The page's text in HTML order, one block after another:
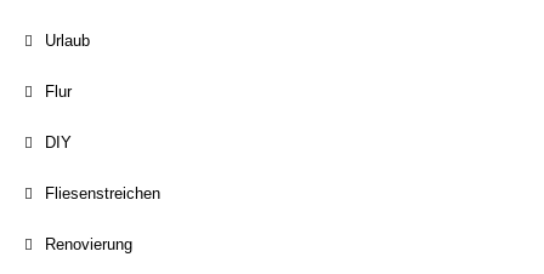
Urlaub
Flur
DIY
Fliesenstreichen
Renovierung